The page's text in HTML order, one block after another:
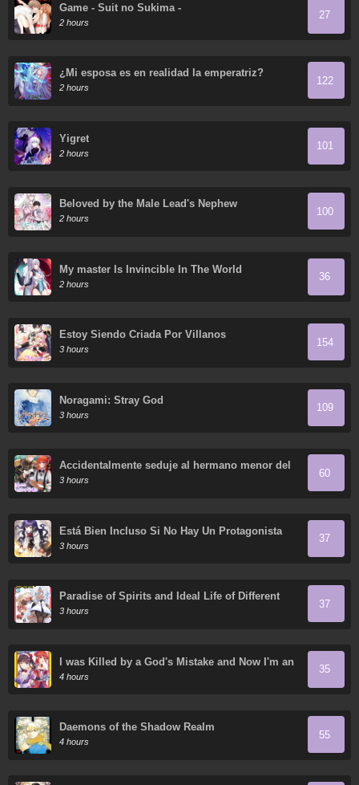
Game - Suit no Sukima -
2 hours
27
¿Mi esposa es en realidad la emperatriz?
2 hours
122
Yigret
2 hours
101
Beloved by the Male Lead's Nephew
2 hours
100
My master Is Invincible In The World
2 hours
36
Estoy Siendo Criada Por Villanos
3 hours
154
Noragami: Stray God
3 hours
109
Accidentalmente seduje al hermano menor del
protagonista masculino
3 hours
60
Está Bien Incluso Si No Hay Un Protagonista
Masculino
3 hours
37
Paradise of Spirits and Ideal Life of Different
World
3 hours
37
I was Killed by a God's Mistake and Now I'm an
Extremely Overpowered Adventurer in Another
World
4 hours
35
Daemons of the Shadow Realm
4 hours
55